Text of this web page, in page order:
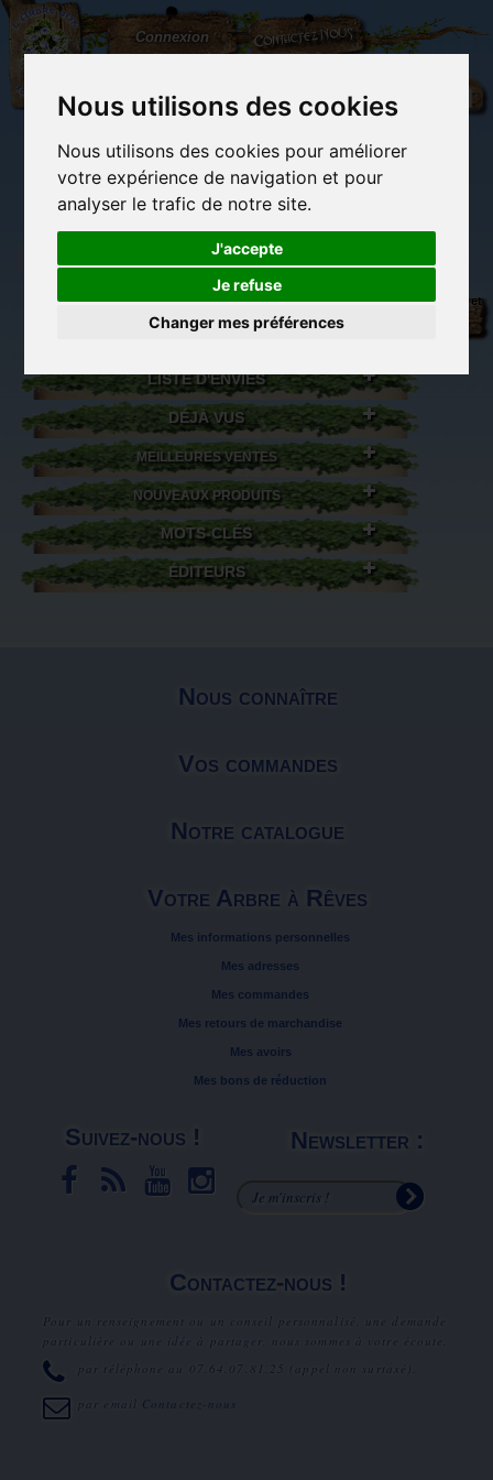
Nous utilisons des cookies
Nous utilisons des cookies pour améliorer
votre expérience de navigation et pour
analyser le trafic de notre site.
J'accepte
Je refuse
Changer mes préférences
L'Arbre
aux
100.000
Connexion Contactez-nous
(vide)
Librairie des
Carterie
originale
Activités
détente et jeux
Objets déco et
LISTE D'ENVIES
DÉJÀ VUS
MEILLEURES VENTES
NOUVEAUX PRODUITS
MOTS-CLÉS
ÉDITEURS
Nous connaître
Vos commandes
Notre catalogue
Votre Arbre à Rêves
Mes informations personnelles
Mes adresses
Mes commandes
Mes retours de marchandise
Mes avoirs
Mes bons de réduction
Suivez-nous ! Newsletter :
Contactez-nous !
Pour un renseignement ou un conseil personnalisé, une demande
particulière ou une idée à partager, nous sommes à votre écoute.
par téléphone au
07.64.07.81.25 (appel non surtaxé).
par email Contactez-nous